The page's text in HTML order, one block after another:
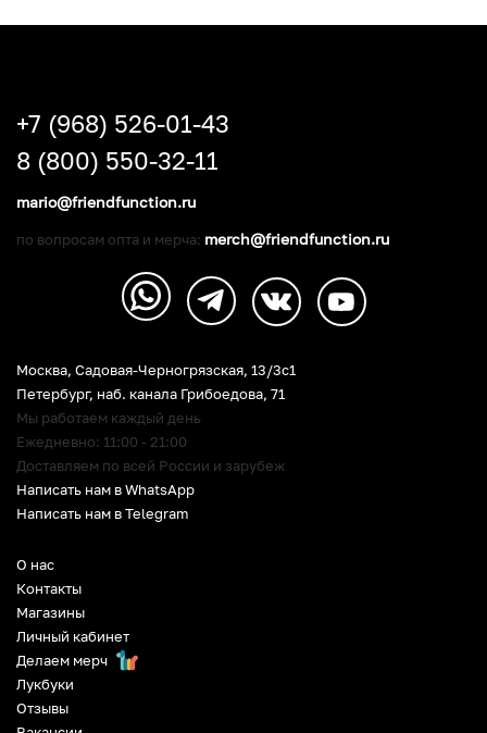
О нас
Контакты
Магазины
Личный кабинет
Делаем мерч
Лукбуки
Отзывы
Москва, Садовая-Черногрязская, 13/3c1
Петербург, наб. канала Грибоедова, 71
Мы работаем каждый день
Ежедневно: 11:00 - 21:00
Доставляем по всей России и зарубеж
Написать нам в WhatsApp
Написать нам в Telegram
+7 (968) 526-01-43
8 (800) 550-32-11
mario@friendfunction.ru
по вопросам опта и мерча: merch@friendfunction.ru